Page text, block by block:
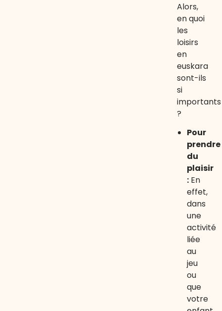
Alors,
en quoi
les
loisirs
en
euskara
sont-ils
si
importants
?
Pour
prendre
du
plaisir
:En
effet,
dans
une
activité
liée
au
jeu
ou
que
votre